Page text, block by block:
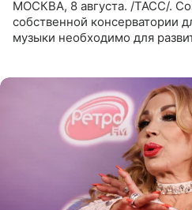
МОСКВА, 8 августа. /ТАСС/.
собственной консерватории
музыки необходимо для